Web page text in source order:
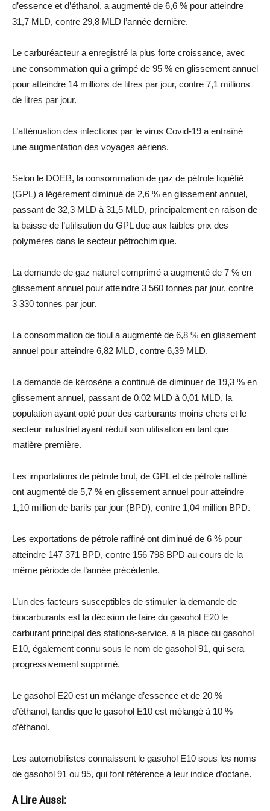
d’essence et d’éthanol, a augmenté de 6,6 % pour atteindre
31,7 MLD, contre 29,8 MLD l’année dernière.
Le carburéacteur a enregistré la plus forte croissance, avec
une consommation qui a grimpé de 95 % en glissement annuel
pour atteindre 14 millions de litres par jour, contre 7,1 millions
de litres par jour.
L’atténuation des infections par le virus Covid-19 a entraîné
une augmentation des voyages aériens.
Selon le DOEB, la consommation de gaz de pétrole liquéfié
(GPL) a légèrement diminué de 2,6 % en glissement annuel,
passant de 32,3 MLD à 31,5 MLD, principalement en raison de
la baisse de l’utilisation du GPL due aux faibles prix des
polymères dans le secteur pétrochimique.
La demande de gaz naturel comprimé a augmenté de 7 % en
glissement annuel pour atteindre 3 560 tonnes par jour, contre
3 330 tonnes par jour.
La consommation de fioul a augmenté de 6,8 % en glissement
annuel pour atteindre 6,82 MLD, contre 6,39 MLD.
La demande de kérosène a continué de diminuer de 19,3 % en
glissement annuel, passant de 0,02 MLD à 0,01 MLD, la
population ayant opté pour des carburants moins chers et le
secteur industriel ayant réduit son utilisation en tant que
matière première.
Les importations de pétrole brut, de GPL et de pétrole raffiné
ont augmenté de 5,7 % en glissement annuel pour atteindre
1,10 million de barils par jour (BPD), contre 1,04 million BPD.
Les exportations de pétrole raffiné ont diminué de 6 % pour
atteindre 147 371 BPD, contre 156 798 BPD au cours de la
même période de l’année précédente.
L’un des facteurs susceptibles de stimuler la demande de
biocarburants est la décision de faire du gasohol E20 le
carburant principal des stations-service, à la place du gasohol
E10, également connu sous le nom de gasohol 91, qui sera
progressivement supprimé.
Le gasohol E20 est un mélange d’essence et de 20 %
d’éthanol, tandis que le gasohol E10 est mélangé à 10 %
d’éthanol.
Les automobilistes connaissent le gasohol E10 sous les noms
de gasohol 91 ou 95, qui font référence à leur indice d’octane.
A Lire Aussi: